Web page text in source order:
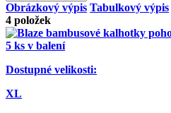
Obrázkový výpis Tabulkový výpis
4 položek
5 ks v balení
Dostupné velikosti:
XL